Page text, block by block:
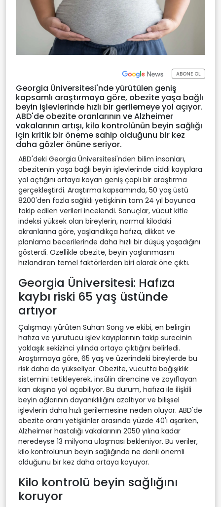
ABONE OL
Georgia Üniversitesi'nde yürütülen geniş
kapsamlı araştırmaya göre, obezite yaşa bağlı
beyin işlevlerinde hızlı bir gerilemeye yol açıyor.
ABD'de obezite oranlarının ve Alzheimer
vakalarının artışı, kilo kontrolünün beyin sağlığı
için kritik bir öneme sahip olduğunu bir kez
daha gözler önüne seriyor.
ABD'deki Georgia Üniversitesi'nden bilim insanları,
obezitenin yaşa bağlı beyin işlevlerinde ciddi kayıplara
yol açtığını ortaya koyan geniş çaplı bir araştırma
gerçekleştirdi. Araştırma kapsamında, 50 yaş üstü
8200'den fazla sağlıklı yetişkinin tam 24 yıl boyunca
takip edilen verileri incelendi. Sonuçlar, vücut kitle
indeksi yüksek olan bireylerin, normal kilodaki
akranlarına göre, yaşlandıkça hafıza, dikkat ve
planlama becerilerinde daha hızlı bir düşüş yaşadığını
gösterdi. Özellikle obezite, beyin yaşlanmasını
hızlandıran temel faktörlerden biri olarak öne çıktı.
Georgia Üniversitesi: Hafıza
kaybı riski 65 yaş üstünde
artıyor
Çalışmayı yürüten Suhan Song ve ekibi, en belirgin
hafıza ve yürütücü işlev kayıplarının takip sürecinin
yaklaşık sekizinci yılında ortaya çıktığını belirledi.
Araştırmaya göre, 65 yaş ve üzerindeki bireylerde bu
risk daha da yükseliyor. Obezite, vücutta bağışıklık
sistemini tetikleyerek, insülin direncine ve zayıflayan
kan akışına yol açabiliyor. Bu durum, hafıza ile ilişkili
beyin ağlarının dayanıklılığını azaltıyor ve bilişsel
işlevlerin daha hızlı gerilemesine neden oluyor. ABD'de
obezite oranı yetişkinler arasında yüzde 40'ı aşarken,
Alzheimer hastalığı vakalarının 2050 yılına kadar
neredeyse 13 milyona ulaşması bekleniyor. Bu veriler,
kilo kontrolünün beyin sağlığında ne denli önemli
olduğunu bir kez daha ortaya koyuyor.
Kilo kontrolü beyin sağlığını
koruyor